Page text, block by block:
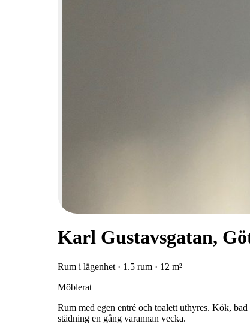
Karl Gustavsgatan,
Rum i lägenhet · 1.5 rum · 12 m²
Möblerat
Rum med egen entré och toalett uthyres. Kök,
städning en gång varannan vecka.